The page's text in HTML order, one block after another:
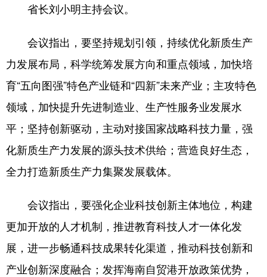
省长刘小明主持会议。
会议指出，要坚持规划引领，持续优化新质生产
力发展布局，科学统筹发展方向和重点领域，加快培
育“五向图强”特色产业链和“四新”未来产业；主攻特色
领域，加快提升先进制造业、生产性服务业发展水
平；坚持创新驱动，主动对接国家战略科技力量，强
化新质生产力发展的源头技术供给；营造良好生态，
全力打造新质生产力集聚发展载体。
会议指出，要强化企业科技创新主体地位，构建
更加开放的人才机制，推进教育科技人才一体化发
展，进一步畅通科技成果转化渠道，推动科技创新和
产业创新深度融合；发挥海南自贸港开放政策优势，